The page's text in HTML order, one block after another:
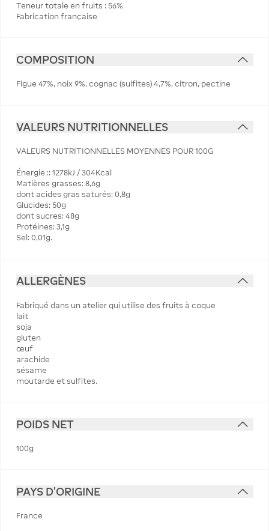
Teneur totale en fruits : 56%
Fabrication française
COMPOSITION
Figue 47%, noix 9%, cognac (sulfites) 4,7%, citron, pectine
VALEURS NUTRITIONNELLES
VALEURS NUTRITIONNELLES MOYENNES POUR 100G
Énergie :: 1278kJ / 304Kcal
Matières grasses: 8,6g
dont acides gras saturés: 0,8g
Glucides: 50g
dont sucres: 48g
Protéines: 3,1g
Sel: 0,01g.
ALLERGÈNES
Fabriqué dans un atelier qui utilise des fruits à coque
lait
soja
gluten
œuf
arachide
sésame
moutarde et sulfites.
POIDS NET
100g
PAYS D'ORIGINE
France